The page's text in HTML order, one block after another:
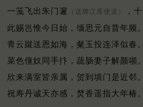
一笺飞出朱门邃
（送牌江库使送）
，
此赐岂惟今日始，缅思元自昔年频。
青云蹴送恩如海，粲玉投连泽似春。
菜色僮奴同手抃，蔬肠妻子解颜嚬。
欣来满室皆亲属，贺到填门是近邻。
祝寿丹诚天亦感，焚香遥指大年椿。